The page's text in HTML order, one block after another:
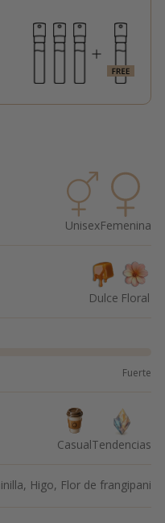
UnisexFemenina
Dulce Floral
Fuerte
CasualTendencias
Higo, Flor de frangipani